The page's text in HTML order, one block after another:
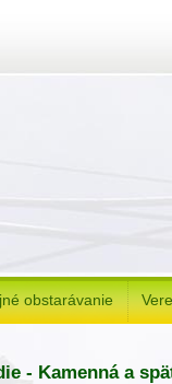
obstarávanie
- Kamenná a